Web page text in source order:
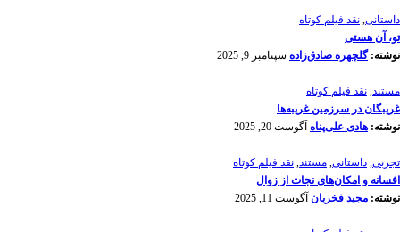
داستانی, نقد فیلم کوتاه
تو، آن هستی
نوشته:گلچهره صادق‌زاده سپتامبر 9, 2025
مستند, نقد فیلم کوتاه
غریبگان در سرزمین غریبه‌ها
نوشته: هادی علی‌پناه آگوست 20, 2025
تجربی, داستانی, مستند, نقد فیلم کوتاه
افسانه‌ و امکان‌های نجات از زوال
نوشته: مجید فخریان آگوست 11, 2025